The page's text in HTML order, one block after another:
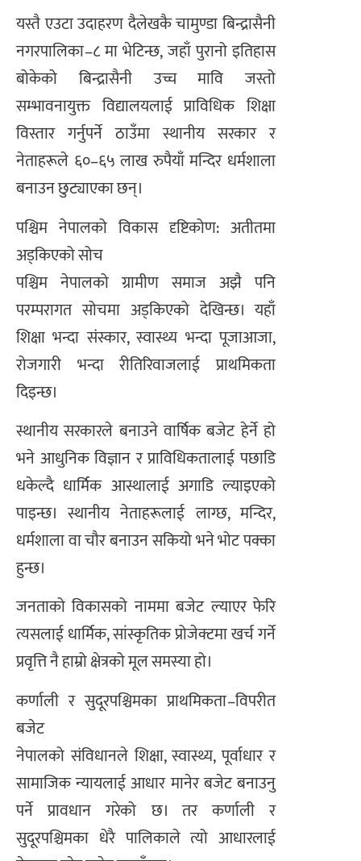
यस्तै एउटा उदाहरण दैलेखकै चामुण्डा बिन्द्रासैनी
नगरपालिका–८ मा भेटिन्छ, जहाँ पुरानो इतिहास
बोकेको बिन्द्रासैनी उच्च मावि जस्तो
सम्भावनायुक्त विद्यालयलाई प्राविधिक शिक्षा
विस्तार गर्नुपर्ने ठाउँमा स्थानीय सरकार र
नेताहरूले ६०–६५ लाख रुपैयाँ मन्दिर धर्मशाला
बनाउन छुट्याएका छन्।
पश्चिम नेपालको विकास दृष्टिकोण: अतीतमा
अड्किएको सोच
पश्चिम नेपालको ग्रामीण समाज अझै पनि
परम्परागत सोचमा अड्किएको देखिन्छ। यहाँ
शिक्षा भन्दा संस्कार, स्वास्थ्य भन्दा पूजाआजा,
रोजगारी भन्दा रीतिरिवाजलाई प्राथमिकता
दिइन्छ।
स्थानीय सरकारले बनाउने वार्षिक बजेट हेर्ने हो
भने आधुनिक विज्ञान र प्राविधिकतालाई पछाडि
धकेल्दै धार्मिक आस्थालाई अगाडि ल्याइएको
पाइन्छ। स्थानीय नेताहरूलाई लाग्छ, मन्दिर,
धर्मशाला वा चौर बनाउन सकियो भने भोट पक्का
हुन्छ।
जनताको विकासको नाममा बजेट ल्याएर फेरि
त्यसलाई धार्मिक, सांस्कृतिक प्रोजेक्टमा खर्च गर्ने
प्रवृत्ति नै हाम्रो क्षेत्रको मूल समस्या हो।
कर्णाली र सुदूरपश्चिमका प्राथमिकता–विपरीत
बजेट
नेपालको संविधानले शिक्षा, स्वास्थ्य, पूर्वाधार र
सामाजिक न्यायलाई आधार मानेर बजेट बनाउनु
पर्ने प्रावधान गरेको छ। तर कर्णाली र
सुदूरपश्चिमका धेरै पालिकाले त्यो आधारलाई